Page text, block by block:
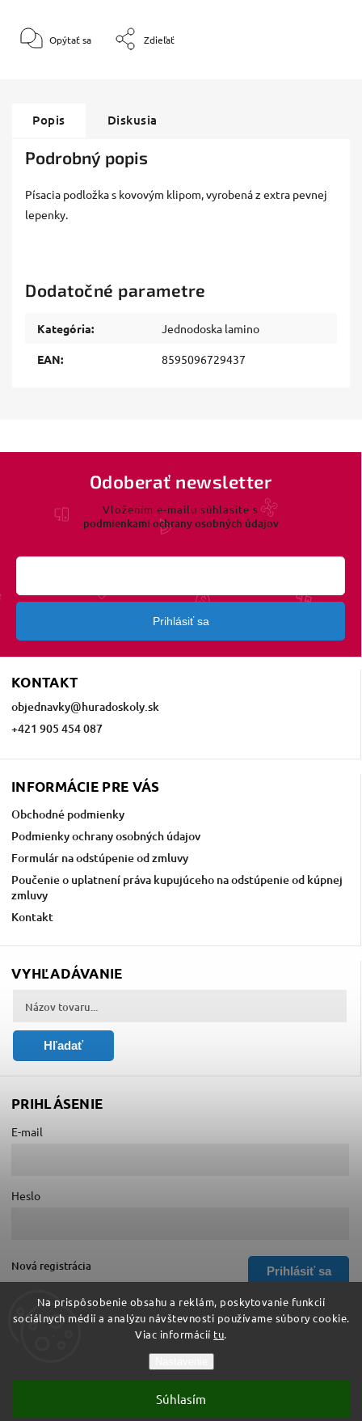
Na prispôsobenie obsahu a reklám, poskytovanie funkcií
sociálnych médií a analýzu návštevnosti používame súbory cookie.
Viac informácií tu.
Súhlasím
Opýtať sa Zdieľať
Popis Diskusia
Podrobný popis
Písacia podložka s kovovým klipom, vyrobená z extra pevnej
lepenky.
Dodatočné parametre
Kategória: Jednodoska lamino
EAN: 8595096729437
KONTAKT
objednavky@huradoskoly.sk
+421 905 454 087
INFORMÁCIE PRE VÁS
Obchodné podmienky
Podmienky ochrany osobných údajov
Formulár na odstúpenie od zmluvy
Poučenie o uplatnení práva kupujúceho na odstúpenie od kúpnej
zmluvy
Kontakt
Odoberať newsletter
Vložením e-mailu súhlasíte s
podmienkami ochrany osobných údajov
Prihlásiť sa
VYHĽADÁVANIE
Hľadať
PRIHLÁSENIE
E-mail
Heslo
Prihlásiť sa
Nová registrácia
Zabudnuté heslo
Hurá do školy. Všetky práva vyhradené.
Upraviť nastavenie cookies
Shoptet| Design